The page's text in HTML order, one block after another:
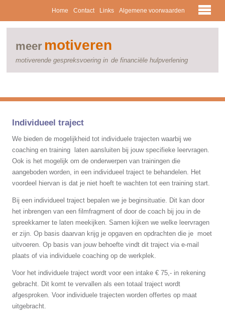
Home Contact Links Algemene voorwaarden
meer motiveren
motiverende gespreksvoering in de financiële hulpverlening
Individueel traject
We bieden de mogelijkheid tot individuele trajecten waarbij we
coaching en training laten aansluiten bij jouw specifieke leervragen.
Ook is het mogelijk om de onderwerpen van trainingen die
aangeboden worden, in een individueel traject te behandelen. Het
voordeel hiervan is dat je niet hoeft te wachten tot een training start.
Bij een individueel traject bepalen we je beginsituatie. Dit kan door
het inbrengen van een filmfragment of door de coach bij jou in de
spreekkamer te laten meekijken. Samen kijken we welke leervragen
er zijn. Op basis daarvan krijg je opgaven en opdrachten die je moet
uitvoeren. Op basis van jouw behoefte vindt dit traject via e-mail
plaats of via individuele coaching op de werkplek.
Voor het individuele traject wordt voor een intake € 75,- in rekening
gebracht. Dit komt te vervallen als een totaal traject wordt
afgesproken. Voor individuele trajecten worden offertes op maat
uitgebracht.